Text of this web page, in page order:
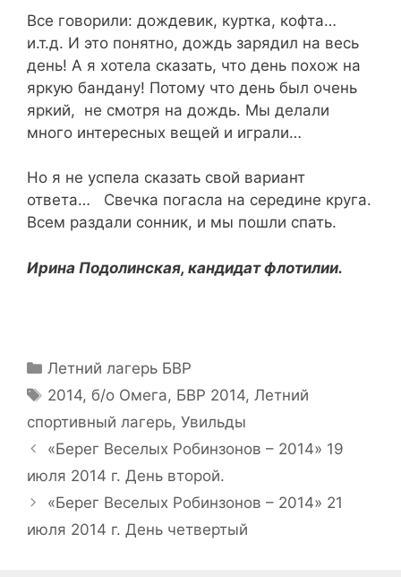
Все говорили: дождевик, куртка, кофта…
и.т.д. И это понятно, дождь зарядил на весь
день! А я хотела сказать, что день похож на
яркую бандану! Потому что день был очень
яркий, не смотря на дождь. Мы делали
много интересных вещей и играли…
Но я не успела сказать свой вариант
ответа… Свечка погасла на середине круга.
Всем раздали сонник, и мы пошли спать.
Ирина Подолинская, кандидат флотилии.
Рубрики
Летний лагерь БВР
Метки
2014, б/о Омега, БВР 2014,Летний
спортивный лагерь, Увильды
Навигация
записи
«Берег Веселых Робинзонов – 2014» 19
июля 2014 г. День второй.
«Берег Веселых Робинзонов – 2014» 21
июля 2014 г. День четвертый